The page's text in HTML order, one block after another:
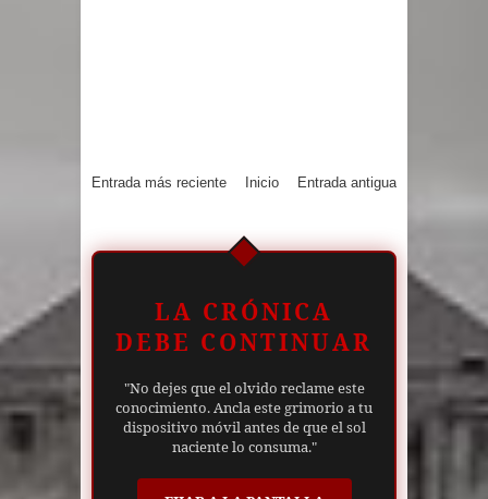
Entrada más reciente Entrada antigua
Inicio
LA CRÓNICA
DEBE CONTINUAR
"No dejes que el olvido reclame este
conocimiento. Ancla este grimorio a tu
dispositivo móvil antes de que el sol
naciente lo consuma."